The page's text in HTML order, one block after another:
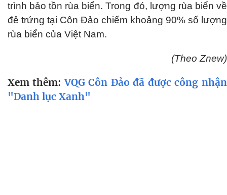
trình bảo tồn rùa biển. Trong đó, lượng rùa biển về
đẻ trứng tại Côn Đảo chiếm khoảng 90% số lượng
rùa biển của Việt Nam.
(Theo Znew)
Xem thêm:VQG Côn Đảo đã được công nhận
"Danh lục Xanh"